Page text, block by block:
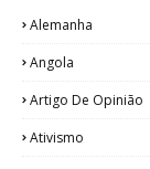
Alemanha
Angola
Artigo De Opinião
Ativismo